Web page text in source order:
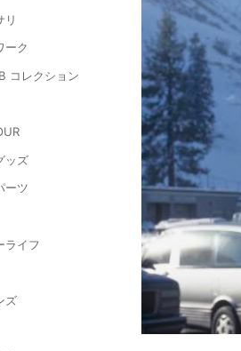
リ
ーク
コレクション
ッズ
ーツ
ライフ
ズ